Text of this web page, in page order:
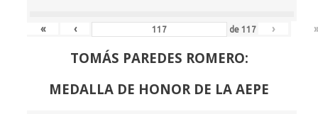
« ‹ de117 ›
TOMÁS PAREDES ROMERO:
MEDALLA DE HONOR DE LA AEPE